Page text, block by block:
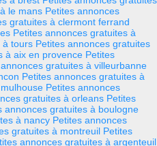
le mans Petites annonces
gratuites à clermont ferrand
Petites annonces gratuites à
à tours Petites annonces gratuites
à aix en provence Petites
gratuites à villeurbanne
Petites annonces gratuites à
Petites annonces
gratuites à orleans Petites
annonces gratuites à boulogne
à nancy Petites annonces
gratuites à montreuil Petites
annonces gratuites à argenteuil